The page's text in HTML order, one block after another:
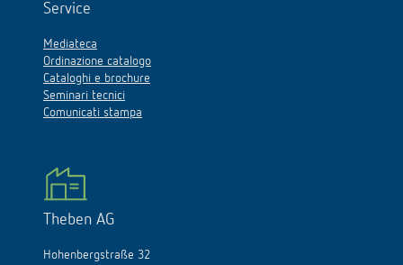
Service
Mediateca
Ordinazione catalogo
Cataloghi e brochure
Seminari tecnici
Comunicati stampa
Theben AG
Hohenbergstraße 32